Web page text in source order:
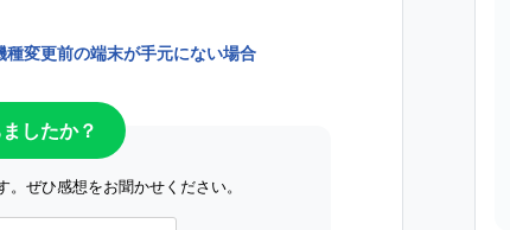
変更前の端末が手元にない場合
したか？
ぜひ感想をお聞かせください。